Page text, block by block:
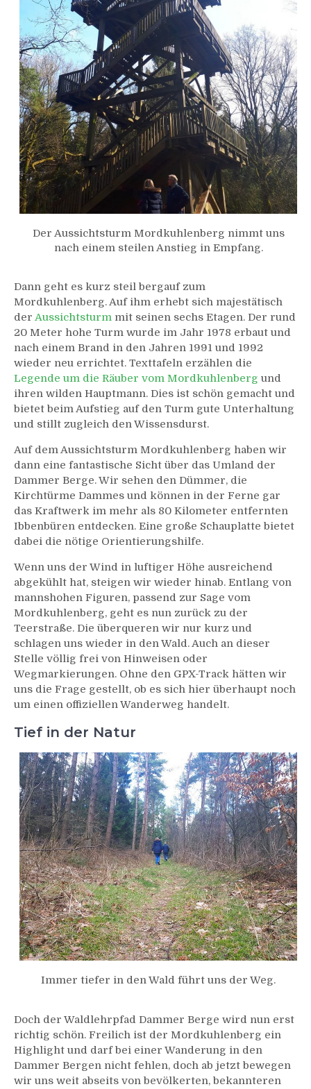
Der Aussichtsturm Mordkuhlenberg nimmt uns
nach einem steilen Anstieg in Empfang.
Dann geht es kurz steil bergauf zum
Mordkuhlenberg. Auf ihm erhebt sich majestätisch
der Aussichtsturm mit seinen sechs Etagen. Der rund
20 Meter hohe Turm wurde im Jahr 1978 erbaut und
nach einem Brand in den Jahren 1991 und 1992
wieder neu errichtet. Texttafeln erzählen die
Legende um die Räuber vom Mordkuhlenberg und
ihren wilden Hauptmann. Dies ist schön gemacht und
bietet beim Aufstieg auf den Turm gute Unterhaltung
und stillt zugleich den Wissensdurst.
Auf dem Aussichtsturm Mordkuhlenberg haben wir
dann eine fantastische Sicht über das Umland der
Dammer Berge. Wir sehen den Dümmer, die
Kirchtürme Dammes und können in der Ferne gar
das Kraftwerk im mehr als 80 Kilometer entfernten
Ibbenbüren entdecken. Eine große Schauplatte bietet
dabei die nötige Orientierungshilfe.
Wenn uns der Wind in luftiger Höhe ausreichend
abgekühlt hat, steigen wir wieder hinab. Entlang von
mannshohen Figuren, passend zur Sage vom
Mordkuhlenberg, geht es nun zurück zu der
Teerstraße. Die überqueren wir nur kurz und
schlagen uns wieder in den Wald. Auch an dieser
Stelle völlig frei von Hinweisen oder
Wegmarkierungen. Ohne den GPX-Track hätten wir
uns die Frage gestellt, ob es sich hier überhaupt noch
um einen offiziellen Wanderweg handelt.
Tief in der Natur
Immer tiefer in den Wald führt uns der Weg.
Doch der Waldlehrpfad Dammer Berge wird nun erst
richtig schön. Freilich ist der Mordkuhlenberg ein
Highlight und darf bei einer Wanderung in den
Dammer Bergen nicht fehlen, doch ab jetzt bewegen
wir uns weit abseits von bevölkerten, bekannteren